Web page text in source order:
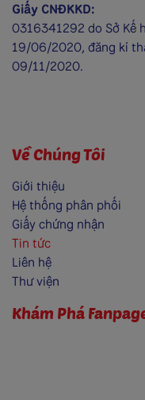
Giấy CNĐKKD:
0316341292 do Sở Kế
19/06/2020, đăng kí
09/11/2020.
Về Chúng Tôi
Giới thiệu
Hệ thống phân phối
Giấy chứng nhận
Tin tức
Liên hệ
Thư viện
Khám Phá